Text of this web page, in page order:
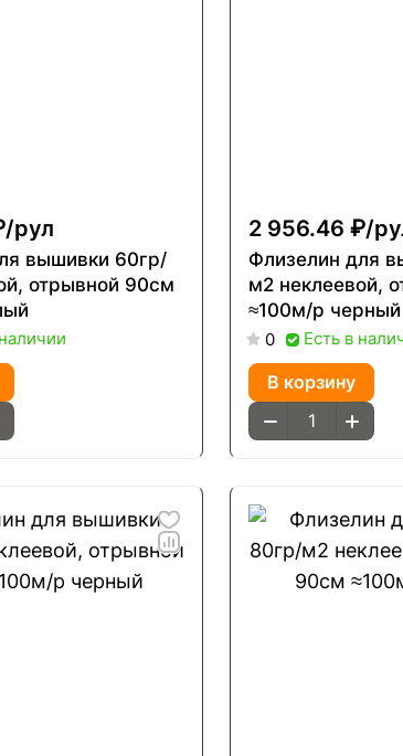
рул
вышивки 60гр/
отрывной 90см
2 956.46 ₽/
Флизелин для
м2 неклеевой,
≈100м/р черный
0 Есть в
В корзину